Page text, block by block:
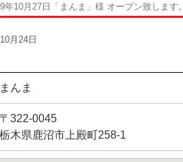
年10月27日「まんま」様 オープン致します。
月24日
まんま
〒322-0045
栃木県鹿沼市上殿町258-1